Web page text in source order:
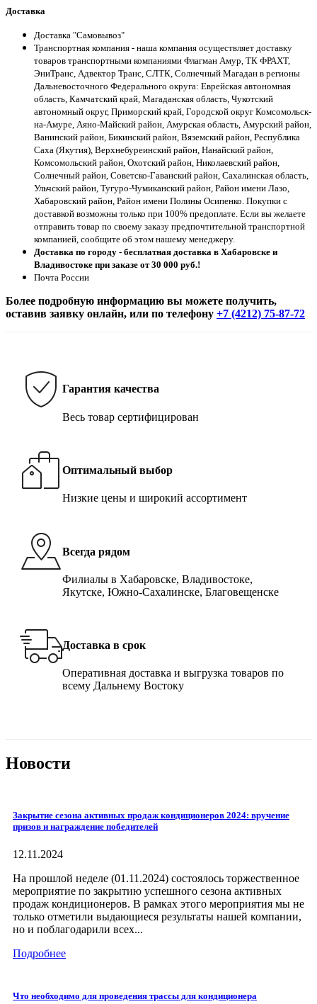
Доставка
Доставка "Самовывоз"
Транспортная компания - наша компания осуществляет доставку
товаров транспортными компаниями Флагман Амур, ТК ФРАХТ,
ЭниТранс, Адвектор Транс, СЛТК, Солнечный Магадан в регионы
Дальневосточного Федерального округа: Еврейская автономная
область, Камчатский край, Магаданская область, Чукотский
автономный округ, Приморский край, Городской округ Комсомольск-
на-Амуре, Аяно-Майский район, Амурская область, Амурский район,
Ванинский район, Бикинский район, Вяземский район, Республика
Саха (Якутия), Верхнебуреинский район, Нанайский район,
Комсомольский район, Охотский район, Николаевский район,
Солнечный район, Советско-Гаванский район, Сахалинская область,
Ульчский район, Тугуро-Чумиканский район, Район имени Лазо,
Хабаровский район, Район имени Полины Осипенко. Покупки с
доставкой возможны только при 100% предоплате. Если вы желаете
отправить товар по своему заказу предпочтительной транспортной
компанией, сообщите об этом нашему менеджеру.
Доставка по городу - бесплатная доставка в Хабаровске и
Владивостоке при заказе от 30 000 руб.!
Почта России
Более подробную информацию вы можете получить,
оставив заявку онлайн, или по телефону +7 (4212) 75-87-72
Гарантия качества
Весь товар сертифицирован
Оптимальный выбор
Низкие цены и широкий ассортимент
Всегда рядом
Филиалы в Хабаровске, Владивостоке,
Якутске, Южно-Сахалинске, Благовещенске
Доставка в срок
Оперативная доставка и выгрузка товаров по
всему Дальнему Востоку
Новости
Закрытие сезона активных продаж кондиционеров 2024: вручение
призов и награждение победителей
12.11.2024
На прошлой неделе (01.11.2024) состоялось торжественное
мероприятие по закрытию успешного сезона активных
продаж кондиционеров. В рамках этого мероприятия мы не
только отметили выдающиеся результаты нашей компании,
но и поблагодарили всех...
Подробнее
Что необходимо для проведения трассы для кондиционера